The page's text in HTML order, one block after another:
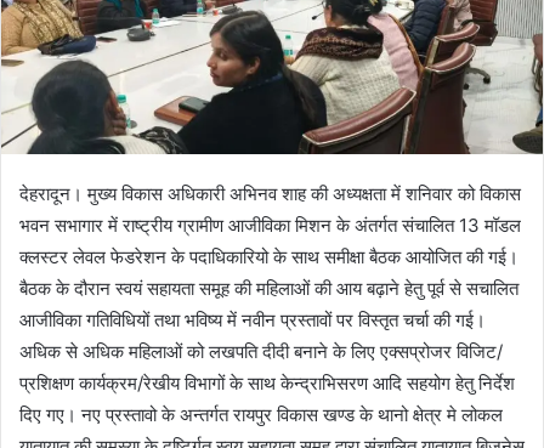
i
l
देहरादून। मुख्य विकास अधिकारी अभिनव शाह की अध्यक्षता में शनिवार को विकास
भवन सभागार में राष्ट्रीय ग्रामीण आजीविका मिशन के अंतर्गत संचालित 13 मॉडल
क्लस्टर लेवल फेडरेशन के पदाधिकारियो के साथ समीक्षा बैठक आयोजित की गई।
बैठक के दौरान स्वयं सहायता समूह की महिलाओं की आय बढ़ाने हेतु पूर्व से सचालित
आजीविका गतिविधियों तथा भविष्य में नवीन प्रस्तावों पर विस्तृत चर्चा की गई।
अधिक से अधिक महिलाओं को लखपति दीदी बनाने के लिए एक्सप्रोजर विजिट/
प्रशिक्षण कार्यक्रम/रेखीय विभागों के साथ केन्द्राभिसरण आदि सहयोग हेतु निर्देश
दिए गए। नए प्रस्तावो के अन्तर्गत रायपुर विकास खण्ड के थानो क्षेत्र मे लोकल